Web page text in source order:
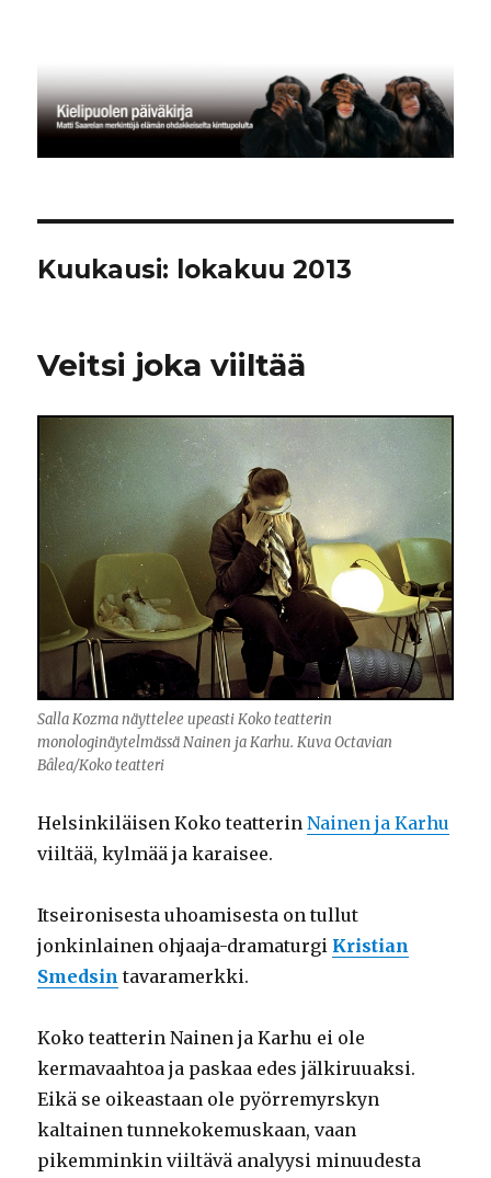
Kuukausi: lokakuu 2013
Veitsi joka viiltää
Salla Kozma näyttelee upeasti Koko teatterin
monologinäytelmässä Nainen ja Karhu. Kuva Octavian
Bâlea/Koko teatteri
Helsinkiläisen Koko teatterinNainen ja Karhu
viiltää, kylmää ja karaisee.
Itseironisesta uhoamisesta on tullut
jonkinlainen ohjaaja-dramaturgi Kristian
Smedsin tavaramerkki.
Koko teatterin Nainen ja Karhu ei ole
kermavaahtoa ja paskaa edes jälkiruuaksi.
Eikä se oikeastaan ole pyörremyrskyn
kaltainen tunnekokemuskaan, vaan
pikemminkin viiltävä analyysi minuudesta